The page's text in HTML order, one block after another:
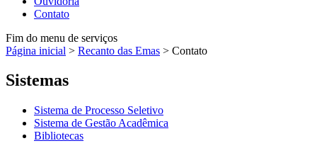
Contato
Fim do menu de serviços
Página inicial > Recanto das Emas > Contato
Sistemas
Sistema de Processo Seletivo
Sistema de Gestão Acadêmica
Bibliotecas